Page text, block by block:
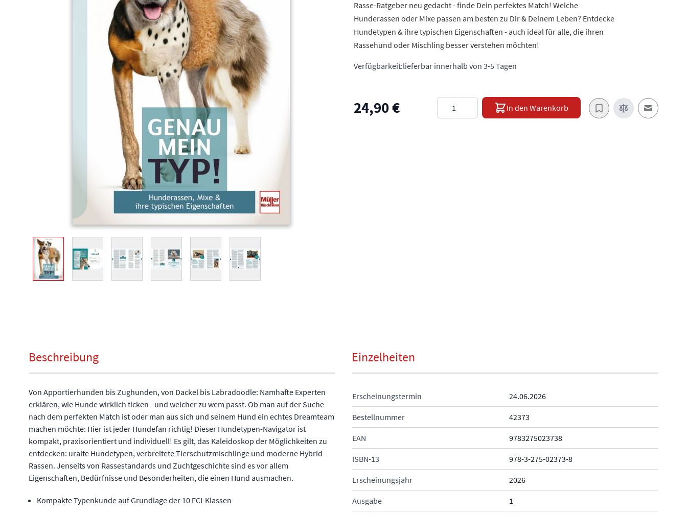
View larger image
View larger imageView larger imageView larger imageView larger imageView larger image
Rasse-Ratgeber neu gedacht - finde Dein perfektes Match! Welche
Hunderassen oder Mixe passen am besten zu Dir & Deinem Leben? Entdecke
Hundetypen & ihre typischen Eigenschaften - auch ideal für alle, die ihren
Rassehund oder Mischling besser verstehen möchten!
Verfügbarkeit:lieferbar innerhalb von 3-5 Tagen
24,90 € In den Warenkorb
E-Mail an
Beschreibung
Von Apportierhunden bis Zughunden, von Dackel bis Labradoodle: Namhafte Experten
erklären, wie Hunde wirklich ticken - und welcher zu wem passt. Ob man auf der Suche
nach dem perfekten Match ist oder man aus sich und seinem Hund ein echtes Dreamteam
machen möchte: Hier ist jeder Hundefan richtig! Dieser Hundetypen-Navigator ist
kompakt, praxisorientiert und individuell! Es gilt, das Kaleidoskop der Möglichkeiten zu
entdecken: uralte Hundetypen, verbreitete Tierschutzmischlinge und moderne Hybrid-
Rassen. Jenseits von Rassestandards und Zuchtgeschichte sind es vor allem
Eigenschaften, Bedürfnisse und Besonderheiten, die einen Hund ausmachen.
Kompakte Typenkunde auf Grundlage der 10 FCI-Klassen
Einzelheiten
Erscheinungstermin 24.06.2026
Bestellnummer 42373
EAN 9783275023738
ISBN-13 978-3-275-02373-8
Erscheinungsjahr 2026
Ausgabe 1